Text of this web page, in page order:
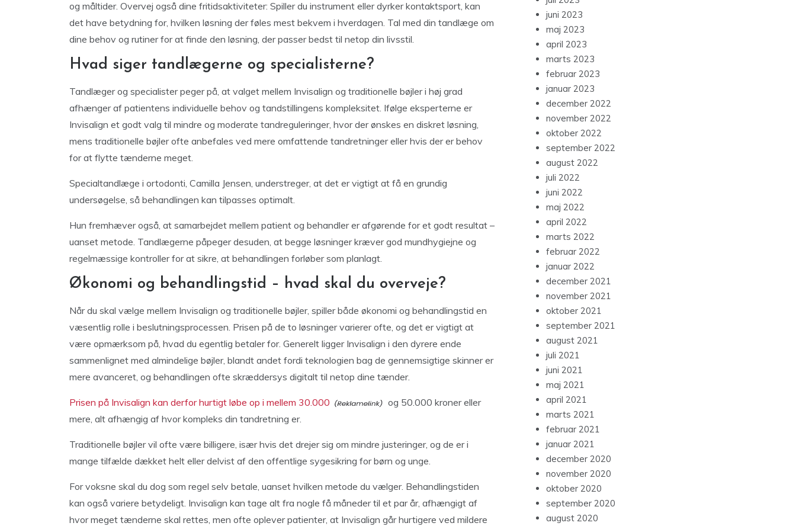
og måltider. Overvej også dine fritidsaktiviteter: Spiller du instrument eller dyrker kontaktsport, kan
det have betydning for, hvilken løsning der føles mest bekvem i hverdagen. Tal med din tandlæge om
dine behov og rutiner for at finde den løsning, der passer bedst til netop din livsstil.
Hvad siger tandlægerne og specialisterne?
Tandlæger og specialister peger på, at valget mellem Invisalign og traditionelle bøjler i høj grad
afhænger af patientens individuelle behov og tandstillingens kompleksitet. Ifølge eksperterne er
Invisalign et godt valg til mindre og moderate tandreguleringer, hvor der ønskes en diskret løsning,
mens traditionelle bøjler ofte anbefales ved mere omfattende tandretninger eller hvis der er behov
for at flytte tænderne meget.
Specialtandlæge i ortodonti, Camilla Jensen, understreger, at det er vigtigt at få en grundig
undersøgelse, så behandlingen kan tilpasses optimalt.
Hun fremhæver også, at samarbejdet mellem patient og behandler er afgørende for et godt resultat –
uanset metode. Tandlægerne påpeger desuden, at begge løsninger kræver god mundhygiejne og
regelmæssige kontroller for at sikre, at behandlingen forløber som planlagt.
Økonomi og behandlingstid – hvad skal du overveje?
Når du skal vælge mellem Invisalign og traditionelle bøjler, spiller både økonomi og behandlingstid en
væsentlig rolle i beslutningsprocessen. Prisen på de to løsninger varierer ofte, og det er vigtigt at
være opmærksom på, hvad du egentlig betaler for. Generelt ligger Invisalign i den dyrere ende
sammenlignet med almindelige bøjler, blandt andet fordi teknologien bag de gennemsigtige skinner er
mere avanceret, og behandlingen ofte skræddersys digitalt til netop dine tænder.
Prisen på Invisalign kan derfor hurtigt løbe op i mellem 30.000
og 50.000 kroner eller
mere, alt afhængig af hvor kompleks din tandretning er.
Traditionelle bøjler vil ofte være billigere, især hvis det drejer sig om mindre justeringer, og de er i
mange tilfælde dækket helt eller delvist af den offentlige sygesikring for børn og unge.
For voksne skal du dog som regel selv betale, uanset hvilken metode du vælger. Behandlingstiden
kan også variere betydeligt. Invisalign kan tage alt fra nogle få måneder til et par år, afhængigt af
hvor meget tænderne skal rettes, men ofte oplever patienter, at Invisalign går hurtigere ved mildere
juni 2023
maj 2023
april 2023
marts 2023
februar 2023
januar 2023
december 2022
november 2022
oktober 2022
september 2022
august 2022
juli 2022
juni 2022
maj 2022
april 2022
marts 2022
februar 2022
januar 2022
december 2021
november 2021
oktober 2021
september 2021
august 2021
juli 2021
juni 2021
maj 2021
april 2021
marts 2021
februar 2021
januar 2021
december 2020
november 2020
oktober 2020
september 2020
august 2020